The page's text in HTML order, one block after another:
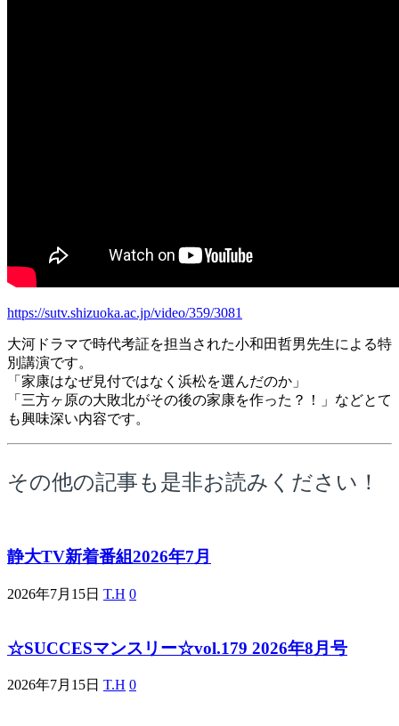
https://sutv.shizuoka.ac.jp/video/359/3081
大河ドラマで時代考証を担当された小和田哲男先生による特
別講演です。
「家康はなぜ見付ではなく浜松を選んだのか」
「三方ヶ原の大敗北がその後の家康を作った？！」などとて
も興味深い内容です。
その他の記事も是非お読みください！
静大TV新着番組2026年7月
2026年7月15日 T.H 0
☆SUCCESマンスリー☆vol.179 2026年8月号
2026年7月15日 T.H 0